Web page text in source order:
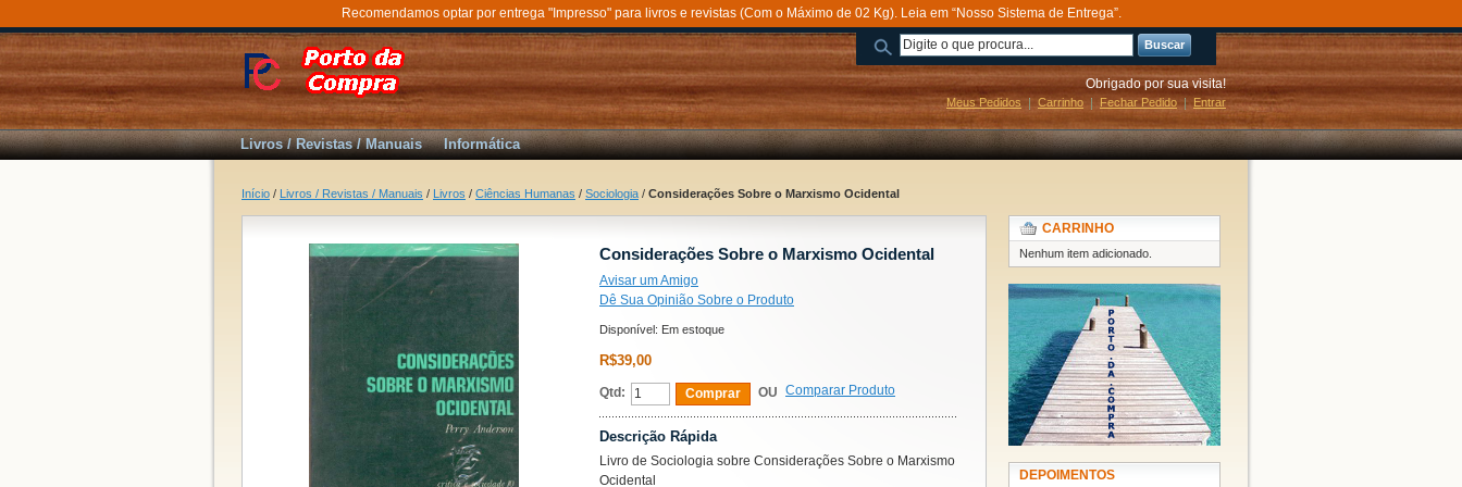
Recomendamos optar por entrega "Impresso" para livros e revistas (Com o Máximo de 02 Kg). Leia em “Nosso Sistema de Entrega”.
Buscar
Obrigado por sua visita!
Meus Pedidos Carrinho Fechar Pedido Entrar
Livros / Revistas / Manuais Informática
Início / Livros / Revistas / Manuais / Livros / Ciências Humanas / Sociologia / Considerações Sobre o Marxismo Ocidental
Considerações Sobre o Marxismo Ocidental
Avisar um Amigo
Dê Sua Opinião Sobre o Produto
Disponível: Em estoque
R$39,00
Qtd: Comprar OU Comparar Produto
Descrição Rápida
Livro de Sociologia sobre Considerações Sobre o Marxismo
Ocidental
CARRINHO
Nenhum item adicionado.
DEPOIMENTOS